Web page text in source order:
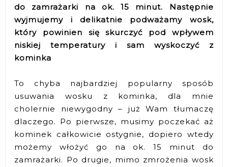
do zamrażarki na ok. 15 minut. Następnie
wyjmujemy i delikatnie podważamy wosk,
który powinien się skurczyć pod wpływem
niskiej temperatury i sam wyskoczyć z
kominka
To chyba najbardziej popularny sposób
usuwania wosku z kominka, dla mnie
cholernie niewygodny – już Wam tłumaczę
dlaczego. Po pierwsze, musimy poczekać aż
kominek całkowicie ostygnie, dopiero wtedy
możemy włożyć go na ok. 15 minut do
zamrażarki. Po drugie, mimo zmrożenia wosk